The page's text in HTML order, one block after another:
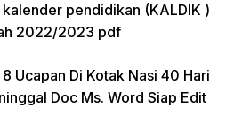
pendidikan (KALDIK )
2022/2023 pdf
Ucapan Di Kotak Nasi 40 Hari
Doc Ms. Word Siap Edit